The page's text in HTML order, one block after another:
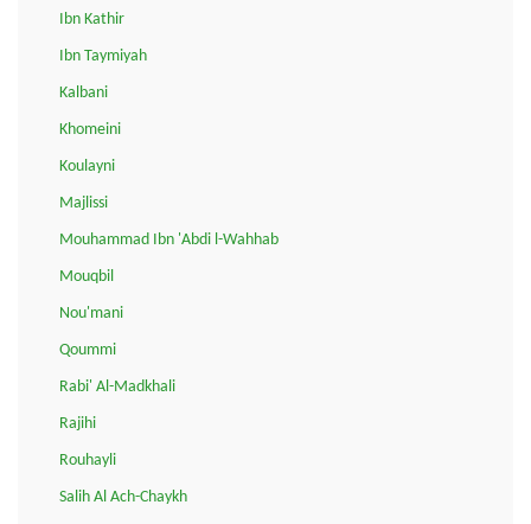
Ibn Kathir
Ibn Taymiyah
Kalbani
Khomeini
Koulayni
Majlissi
Mouhammad Ibn 'Abdi l-Wahhab
Mouqbil
Nou'mani
Qoummi
Rabi' Al-Madkhali
Rajihi
Rouhayli
Salih Al Ach-Chaykh